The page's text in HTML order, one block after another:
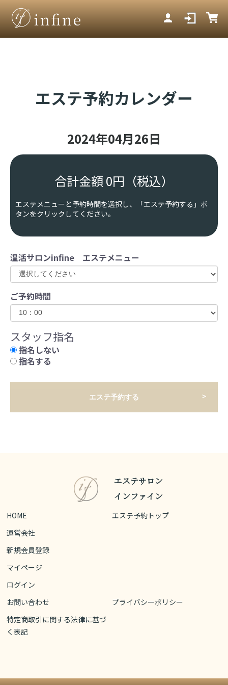
エステ予約カレンダー
2024年04月26日
合計金額 0円 （税込）
エステメニューと予約時間を選択し、「エステ予約する」ボ
タンをクリックしてください。
温活サロンinfine エステメニュー
ご予約時間
スタッフ指名
指名しない
指名する
エステ予約する
エステサロン
インファイン
HOME
エステ予約トップ
運営会社
新規会員登録
マイページ
ログイン
お問い合わせ
プライバシーポリシー
特定商取引に関する法律に基づ
く表記